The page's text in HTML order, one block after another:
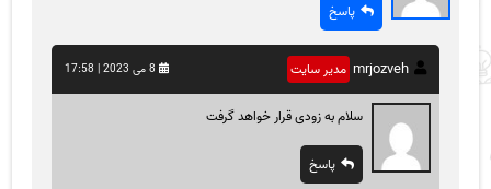
پاسخ
mrjozveh مدیر سایت 8 می 2023 | 17:58
سلام به زودی قرار خواهد گرفت
پاسخ